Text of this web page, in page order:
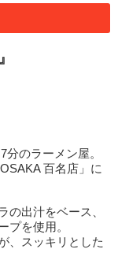
分のラーメン屋。
百名店」に
の出汁をベース、
プを使用。
、スッキリとした